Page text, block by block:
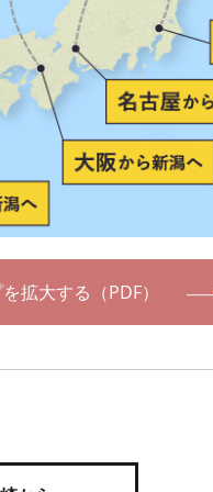
拡大する（PDF）